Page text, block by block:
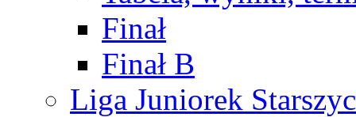
Finał
Finał B
Liga Juniorek